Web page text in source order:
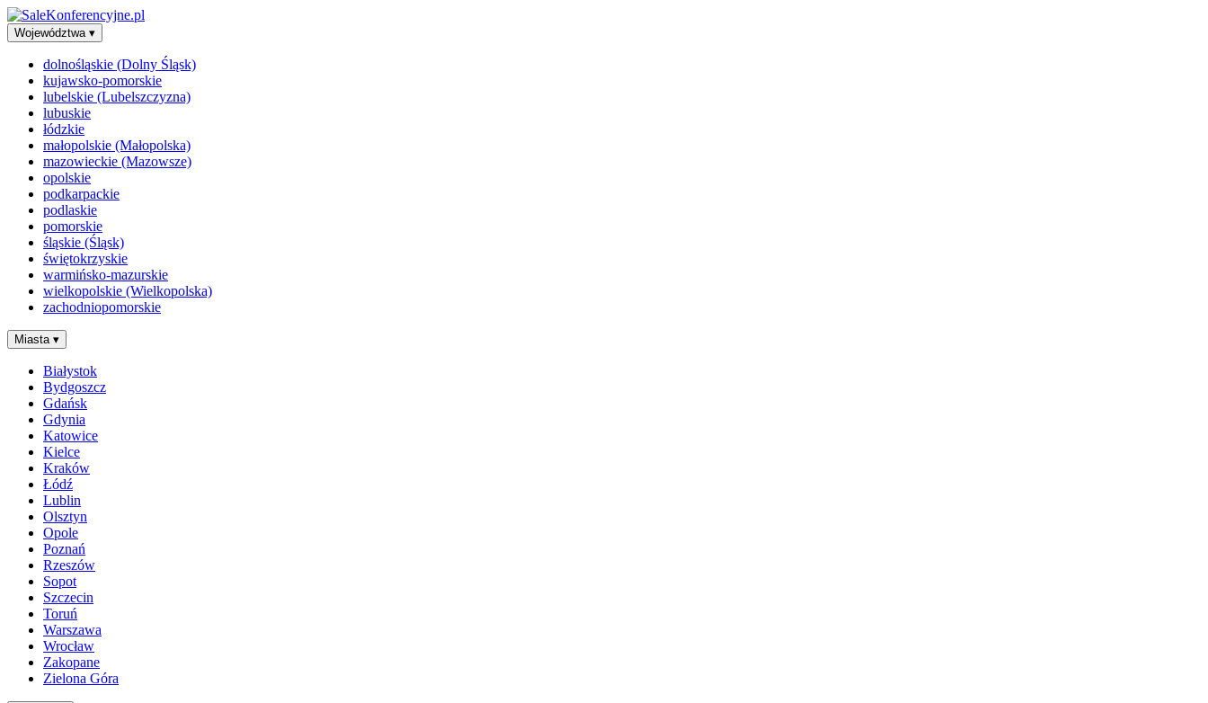
Województwa ▾
dolnośląskie (Dolny Śląsk)
kujawsko-pomorskie
lubelskie (Lubelszczyzna)
lubuskie
łódzkie
małopolskie (Małopolska)
mazowieckie (Mazowsze)
opolskie
podkarpackie
podlaskie
pomorskie
śląskie (Śląsk)
świętokrzyskie
warmińsko-mazurskie
wielkopolskie (Wielkopolska)
zachodniopomorskie
Miasta ▾
Białystok
Bydgoszcz
Gdańsk
Gdynia
Katowice
Kielce
Kraków
Łódź
Lublin
Olsztyn
Opole
Poznań
Rzeszów
Sopot
Szczecin
Toruń
Warszawa
Wrocław
Zakopane
Zielona Góra